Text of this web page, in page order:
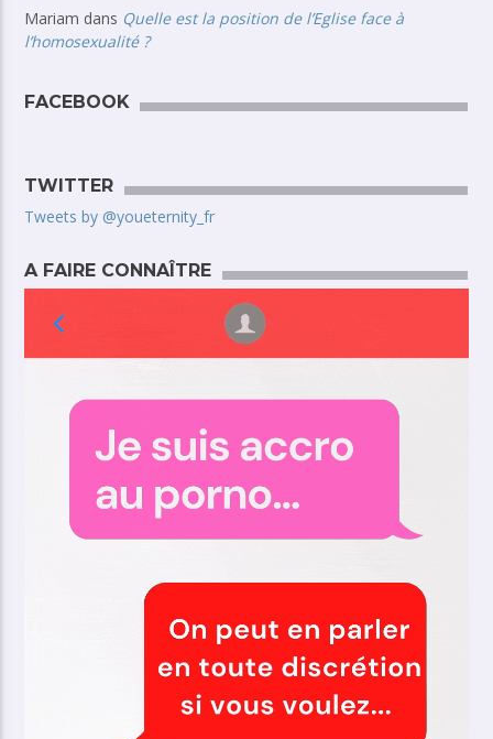
Mariam dans Quelle est la position de l’Eglise face à
l’homosexualité ?
FACEBOOK
TWITTER
Tweets by @youeternity_fr
A FAIRE CONNAÎTRE